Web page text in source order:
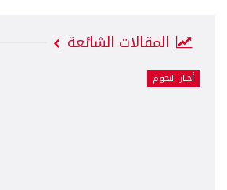
المقالات الشائعة
أخبار النجوم